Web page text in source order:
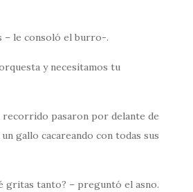
– le consoló el burro-.
y necesitamos tu
pasaron por delante de
gallo cacareando con todas sus
gritas tanto? – preguntó el asno.